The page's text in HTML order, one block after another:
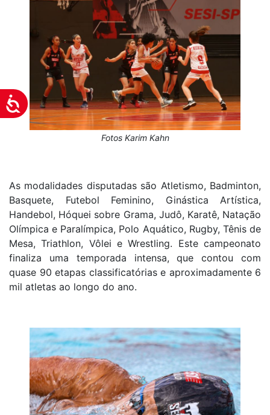
Acessibilidade
Fotos Karim Kahn
As modalidades disputadas são Atletismo, Badminton,
Basquete, Futebol Feminino, Ginástica Artística,
Handebol, Hóquei sobre Grama, Judô, Karatê, Natação
Olímpica e Paralímpica, Polo Aquático, Rugby, Tênis de
Mesa, Triathlon, Vôlei e Wrestling. Este campeonato
finaliza uma temporada intensa, que contou com
quase 90 etapas classificatórias e aproximadamente 6
mil atletas ao longo do ano.